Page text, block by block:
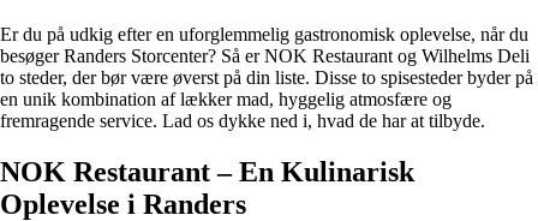
Er du på udkig efter en uforglemmelig gastronomisk oplevelse, når du
besøger Randers Storcenter? Så er NOK Restaurant og Wilhelms Deli
to steder, der bør være øverst på din liste. Disse to spisesteder byder på
en unik kombination af lækker mad, hyggelig atmosfære og
fremragende service. Lad os dykke ned i, hvad de har at tilbyde.
NOK Restaurant – En Kulinarisk
Oplevelse i Randers